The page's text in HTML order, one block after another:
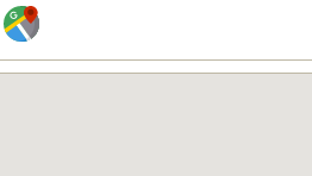
חדרי שינה